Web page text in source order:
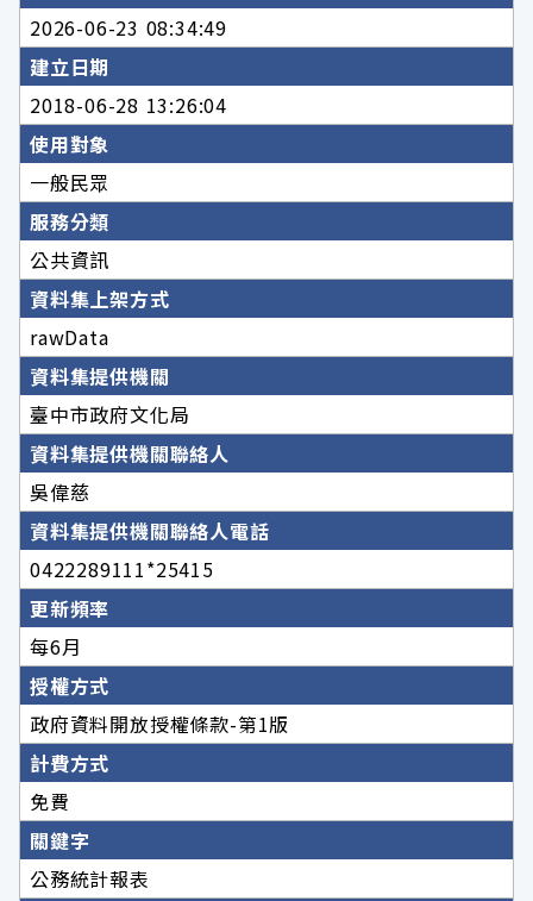
2026-06-23 08:34:49
建立日期
2018-06-28 13:26:04
使用對象
一般民眾
服務分類
公共資訊
資料集上架方式
rawData
資料集提供機關
臺中市政府文化局
資料集提供機關聯絡人
吳偉慈
資料集提供機關聯絡人電話
0422289111*25415
更新頻率
每6月
授權方式
政府資料開放授權條款-第1版
計費方式
免費
關鍵字
公務統計報表